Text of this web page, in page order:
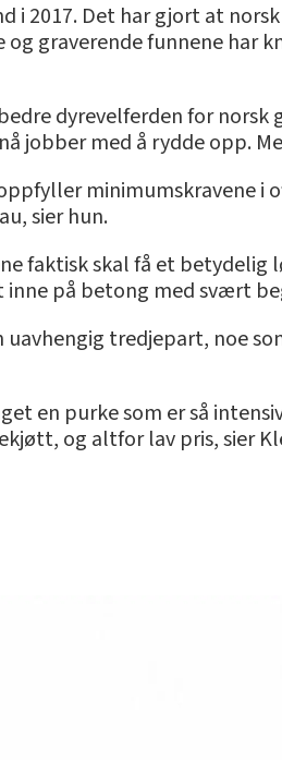
i 2017. Det har gjort at
graverende funnene har
dyrevelferden for norsk
jobber med å rydde opp.
minimumskravene i
sier hun.
faktisk skal få et betydelig
på betong med svært
uavhengig tredjepart, noe
en purke som er så
og altfor lav pris, sier